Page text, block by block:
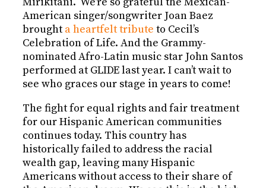
American singer/songwriter Joan Baez
brought a heartfelt tribute to Cecil’s
Celebration of Life. And the Grammy-
nominated Afro-Latin music star John Santos
performed at GLIDE last year. I can’t wait to
see who graces our stage in years to come!
The fight for equal rights and fair treatment
for our Hispanic American communities
continues today. This country has
historically failed to address the racial
wealth gap, leaving many Hispanic
Americans without access to their share of